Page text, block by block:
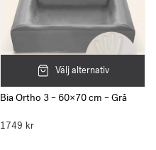
Välj alternativ
Bia Ortho 3 – 60×70 cm – Grå
1749 kr